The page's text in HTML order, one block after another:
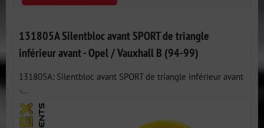
131805A Silentbloc avant SPORT de triangle
inférieur avant - Opel / Vauxhall B (94-99)
131805A: Silentbloc avant SPORT de triangle inférieur avant
-...